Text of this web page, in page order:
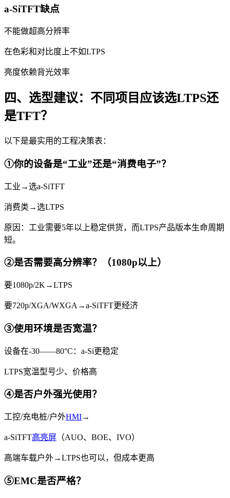
a-SiTFT缺点
不能做超高分辨率
在色彩和对比度上不如LTPS
亮度依赖背光效率
四、选型建议：不同项目应该选LTPS还
是TFT？
以下是最实用的工程决策表：
①你的设备是“工业”还是“消费电子”？
工业→选a-SiTFT
消费类→选LTPS
原因：工业需要5年以上稳定供货，而LTPS产品版本生命周期
短。
②是否需要高分辨率？（1080p以上）
要1080p/2K→LTPS
要720p/XGA/WXGA→a-SiTFT更经济
③使用环境是否宽温？
设备在-30——80°C：a-Si更稳定
LTPS宽温型号少、价格高
④是否户外强光使用？
工控/充电桩/户外HMI→
a-SiTFT高亮屏 （AUO、BOE、IVO）
高端车载户外→LTPS也可以，但成本更高
⑤EMC是否严格？